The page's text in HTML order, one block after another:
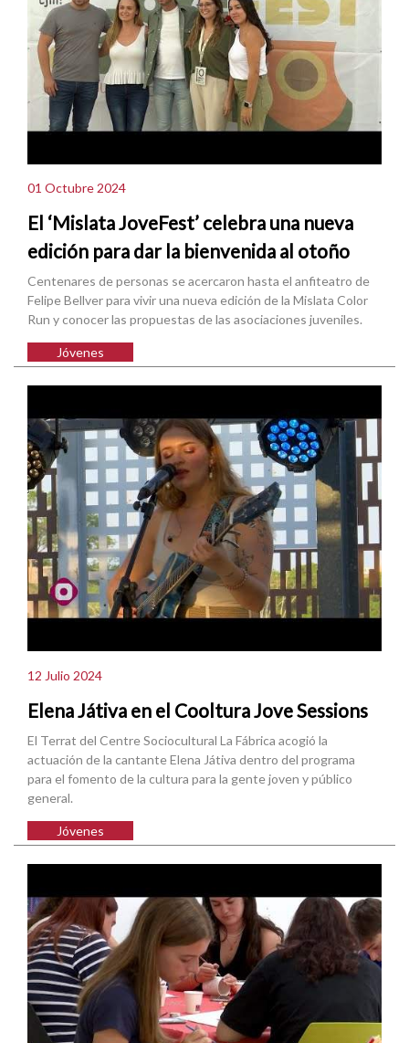
01 Octubre 2024
El ‘Mislata JoveFest’ celebra una nueva
edición para dar la bienvenida al otoño
Centenares de personas se acercaron hasta el anfiteatro de
Felipe Bellver para vivir una nueva edición de la Mislata Color
Run y conocer las propuestas de las asociaciones juveniles.
Jóvenes
12 Julio 2024
Elena Játiva en el Cooltura Jove Sessions
El Terrat del Centre Sociocultural La Fábrica acogió la
actuación de la cantante Elena Játiva dentro del programa
para el fomento de la cultura para la gente joven y público
general.
Jóvenes